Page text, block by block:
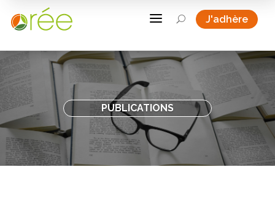
a U J'adhère
PUBLICATIONS